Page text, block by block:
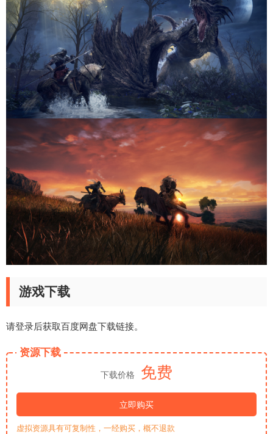
游戏下载
请登录后获取百度网盘下载链接。
资源下载
下载价格 免费
立即购买
虚拟资源具有可复制性，一经购买，概不退款